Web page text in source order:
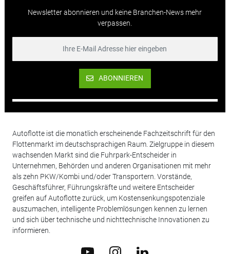
Newsletter abonnieren und keine Branchen-News mehr
verpassen.
ABONNIEREN
Autoflotte ist die monatlich erscheinende Fachzeitschrift für den
Flottenmarkt im deutschsprachigen Raum. Zielgruppe in diesem
wachsenden Markt sind die Fuhrpark-Entscheider in
Unternehmen, Behörden und anderen Organisationen mit mehr
als zehn PKW/Kombi und/oder Transportern. Vorstände,
Geschäftsführer, Führungskräfte und weitere Entscheider
greifen auf Autoflotte zurück, um Kostensenkungspotenziale
auszumachen, intelligente Problemlösungen kennen zu lernen
und sich über technische und nichttechnische Innovationen zu
informieren.